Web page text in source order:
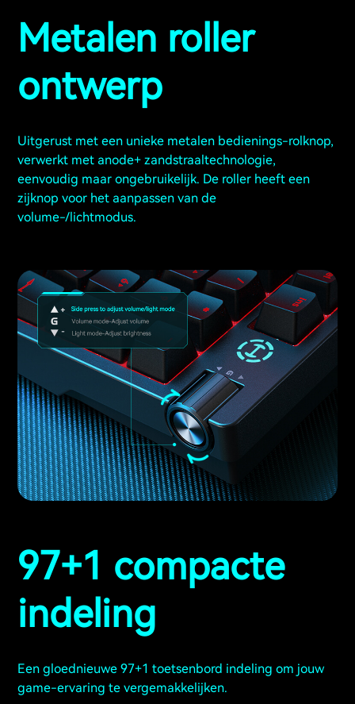
Metalen roller
ontwerp
Uitgerust met een unieke metalen bedienings-rolknop,
verwerkt met anode+ zandstraaltechnologie,
eenvoudig maar ongebruikelijk. De roller heeft een
zijknop voor het aanpassen van de
volume-/lichtmodus.
97+1 compacte
indeling
Een gloednieuwe 97+1 toetsenbord indeling om jouw
game-ervaring te vergemakkelijken.